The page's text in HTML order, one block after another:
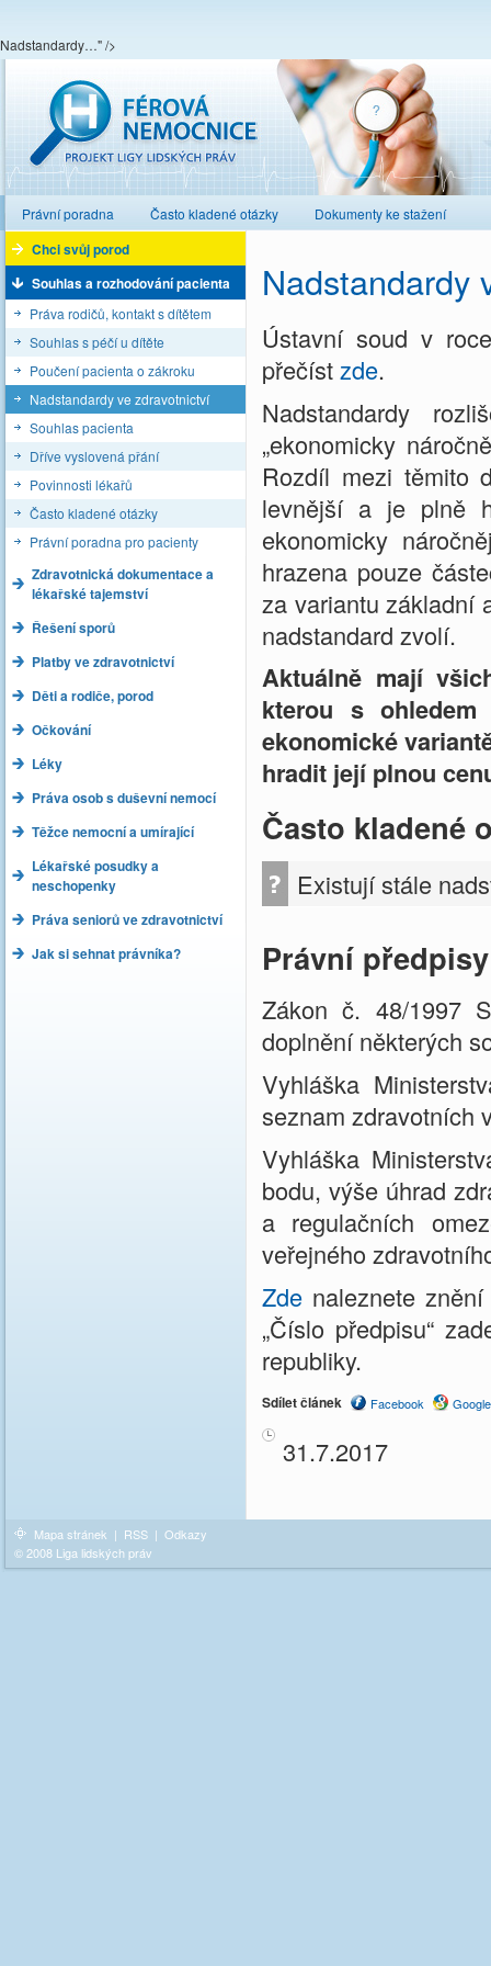
Nadstandardy…" />
Právní poradna Často kladené otázky Dokumenty ke stažení
Chci svůj porod
Souhlas a rozhodování pacienta
Práva rodičů, kontakt s dítětem
Souhlas s péčí u dítěte
Poučení pacienta o zákroku
Nadstandardy ve zdravotnictví
Souhlas pacienta
Dříve vyslovená přání
Povinnosti lékařů
Často kladené otázky
Právní poradna pro pacienty
Zdravotnická dokumentace a
lékařské tajemství
Řešení sporů
Platby ve zdravotnictví
Děti a rodiče, porod
Očkování
Léky
Práva osob s duševní nemocí
Těžce nemocní a umírající
Lékařské posudky a
neschopenky
Práva seniorů ve zdravotnictví
Jak si sehnat právníka?
Nadstandardy
Ústavní soud v
přečístzde.
Nadstandardy
„ekonomicky
Rozdíl mezi těmito
levnější a je plně
ekonomicky
hrazena pouze
za variantu základní
nadstandard zvolí.
Aktuálně mají
kterou s
ekonomické
hradit její plnou
Často kladené
Existují stále
Právní předpisy
Zákon č. 48/1997
doplnění některých
Vyhláška
seznam zdravotních
Vyhláška
bodu, výše úhrad
a regulačních
veřejného
Zde naleznete
„Číslo předpisu“
republiky.
Sdílet článek Facebook Google
31.7.2017
Mapa stránek | RSS | Odkazy
© 2008 Liga lidských práv